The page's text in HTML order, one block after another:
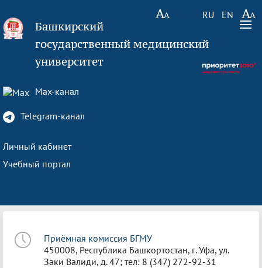
RU EN
Башкирский
государственный медицинский
университет
Max-канал
Telegram-канал
Личный кабинет
Учебный портал
Приёмная комиссия БГМУ
450008, Республика Башкортостан, г. Уфа, ул.
Заки Валиди, д. 47; тел: 8 (347) 272-92-31